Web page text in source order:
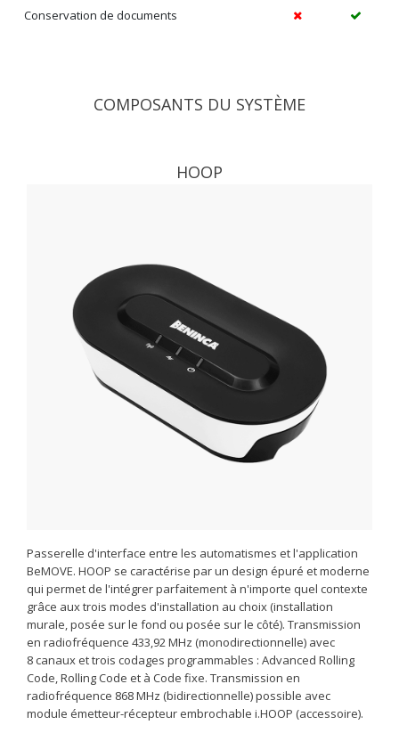
Conservation de documents
COMPOSANTS DU SYSTÈME
HOOP
Passerelle d'interface entre les automatismes et l'application
BeMOVE. HOOP se caractérise par un design épuré et moderne
qui permet de l'intégrer parfaitement à n'importe quel contexte
grâce aux trois modes d'installation au choix (installation
murale, posée sur le fond ou posée sur le côté). Transmission
en radiofréquence 433,92 MHz (monodirectionnelle) avec
8 canaux et trois codages programmables : Advanced Rolling
Code, Rolling Code et à Code fixe. Transmission en
radiofréquence 868 MHz (bidirectionnelle) possible avec
module émetteur-récepteur embrochable i.HOOP (accessoire).